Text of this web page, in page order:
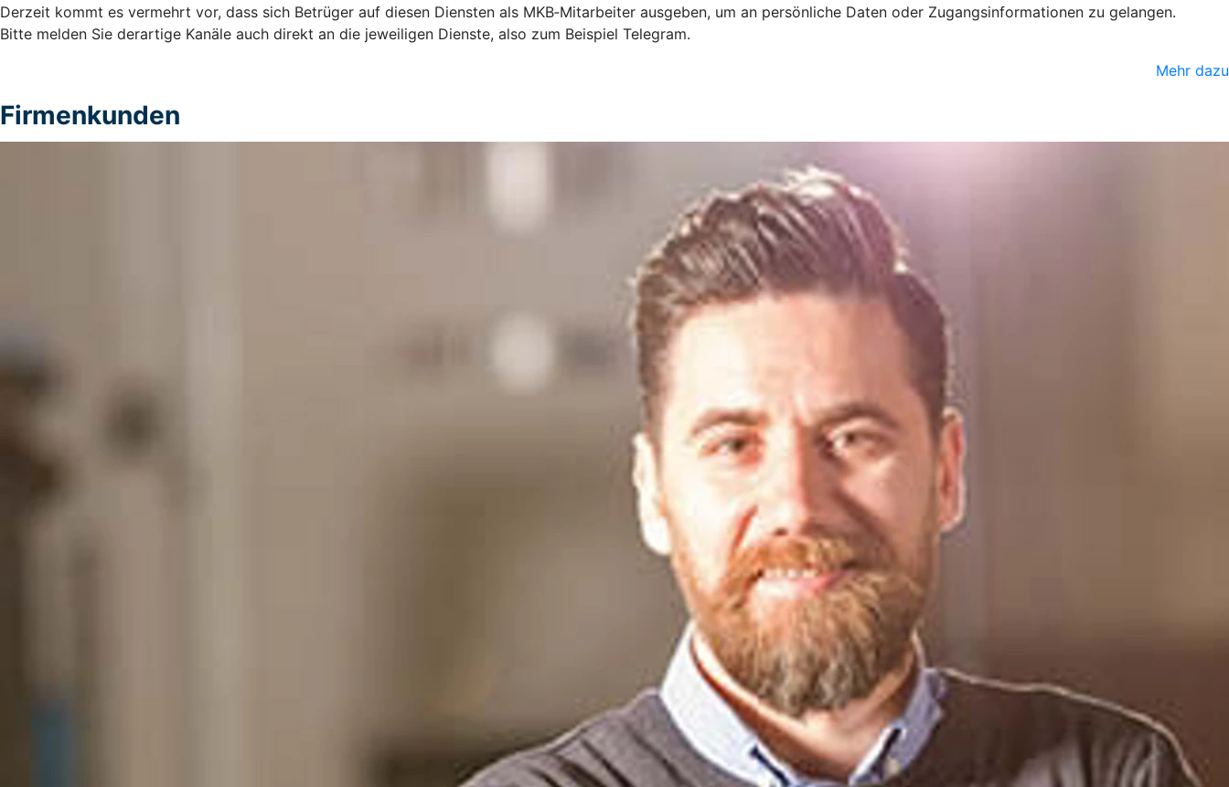
Derzeit kommt es vermehrt vor, dass sich Betrüger auf diesen Diensten als MKB‑Mitarbeiter ausgeben, um an persönliche Daten oder Zugangsinformationen zu gelangen.
Bitte melden Sie derartige Kanäle auch direkt an die jeweiligen Dienste, also zum Beispiel Telegram.
Mehr dazu
Firmenkunden